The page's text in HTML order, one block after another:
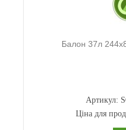
Балон 37л
Артикул:
Ціна для